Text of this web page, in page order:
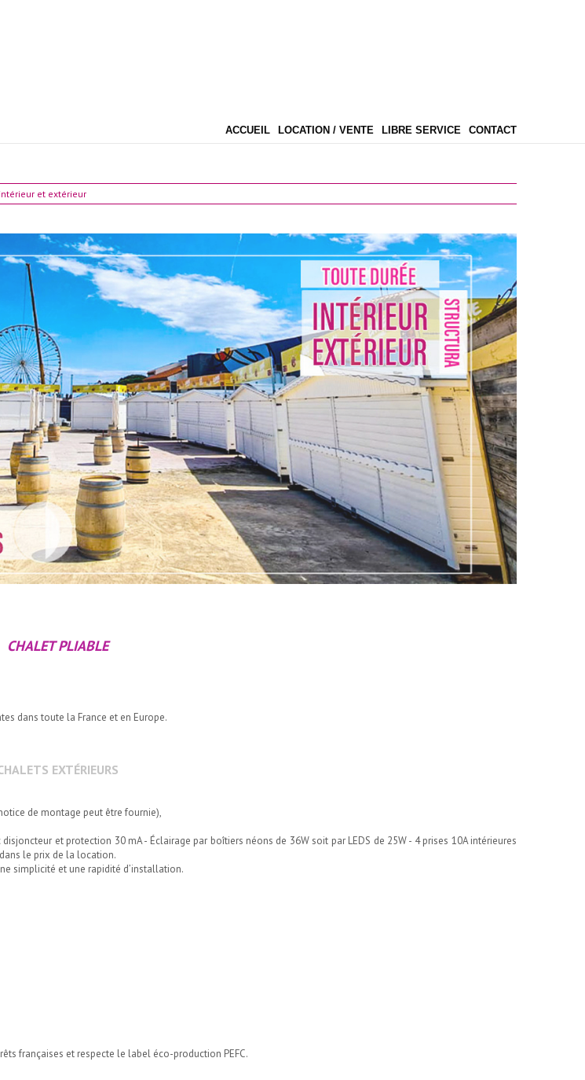
ACCUEIL LOCATION / VENTE LIBRE SERVICE CONTACT
et extérieur
CHALET PLIABLE
dans toute la France et en Europe.
EXTÉRIEURS
de montage peut être fournie),
et protection 30 mA - Éclairage par boîtiers néons de 36W soit par LEDS de 25W - 4 prises 10A intérieures
le prix de la location.
simplicité et une rapidité d’installation.
françaises et respecte le label éco-production PEFC.